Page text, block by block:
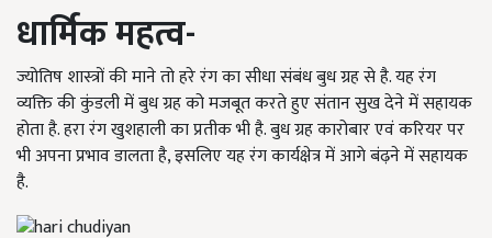
धार्मिक महत्व-
ज्योतिष शास्त्रों की माने तो हरे रंग का सीधा संबंध बुध ग्रह से है. यह रंग
व्यक्ति की कुंडली में बुध ग्रह को मजबूत करते हुए संतान सुख देने में सहायक
होता है. हरा रंग खुशहाली का प्रतीक भी है. बुध ग्रह कारोबार एवं करियर पर
भी अपना प्रभाव डालता है, इसलिए यह रंग कार्यक्षेत्र में आगे बंढ़ने में सहायक
है.